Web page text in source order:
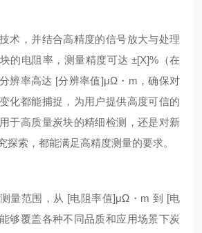
术，并结合高精度的信号放大与处理
的电阻率，测量精度可达 ±[X]%（在
辨率高达 [分辨率值]μΩ・m，确保对
化都能捕捉，为用户提供高度可信的
于高质量炭块的精细检测，还是对新
探索，都能满足高精度测量的要求。
量范围，从 [电阻率值]μΩ・m 到 [电
够覆盖各种不同品质和应用场景下炭